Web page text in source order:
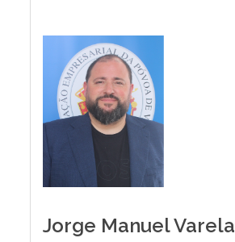
Jorge Manuel Varela